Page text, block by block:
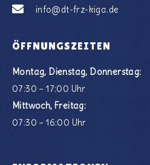
info@dt-frz-kiga.de
ÖFFNUNGSZEITEN
Montag, Dienstag, Donnerstag:
07:30 – 17:00 Uhr
Mittwoch, Freitag:
07:30 – 16:00 Uhr